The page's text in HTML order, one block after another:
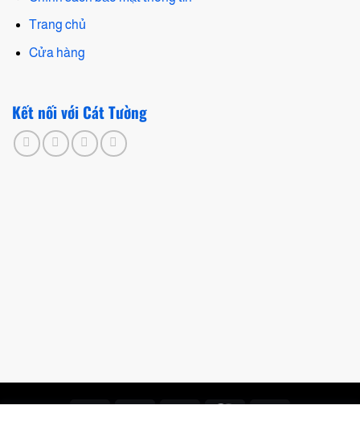
Trang chủ
Cửa hàng
Kết nối với Cát Tường